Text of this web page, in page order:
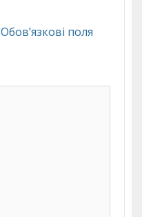
Обов’язкові поля